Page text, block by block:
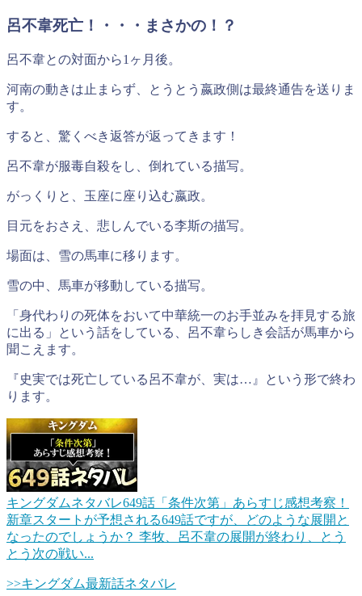
呂不韋死亡！・・・まさかの！？
呂不韋との対面から1ヶ月後。
河南の動きは止まらず、とうとう嬴政側は最終通告を送りま
す。
すると、驚くべき返答が返ってきます！
呂不韋が服毒自殺をし、倒れている描写。
がっくりと、玉座に座り込む嬴政。
目元をおさえ、悲しんでいる李斯の描写。
場面は、雪の馬車に移ります。
雪の中、馬車が移動している描写。
「身代わりの死体をおいて中華統一のお手並みを拝見する旅
に出る」という話をしている、呂不韋らしき会話が馬車から
聞こえます。
『史実では死亡している呂不韋が、実は…』という形で終わ
ります。
キングダムネタバレ649話「条件次第」あらすじ感想考察！
新章スタートが予想される649話ですが、どのような展開と
なったのでしょうか？ 李牧、呂不韋の展開が終わり、とう
とう次の戦い...
>>キングダム最新話ネタバレ